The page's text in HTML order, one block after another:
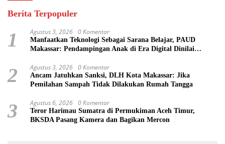
Berita Terpopuler
1 Agustus 3, 2026 0 Komentar
Manfaatkan Teknologi Sebagai Sarana Belajar, PAUD
Makassar: Pendampingan Anak di Era Digital Dinilai
2 Agustus 3, 2026 0 Komentar
Ancam Jatuhkan Sanksi, DLH Kota Makassar: Jika
Pemilahan Sampah Tidak Dilakukan Rumah Tangga
3 Agustus 6, 2026 0 Komentar
Teror Harimau Sumatra di Permukiman Aceh Timur,
BKSDA Pasang Kamera dan Bagikan Mercon